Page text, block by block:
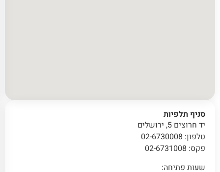
סניף תלפיות
יד חרוצים 5, ירושלים
טלפון: 02-6730008
פקס: 02-6731008
שעות פתיחה: